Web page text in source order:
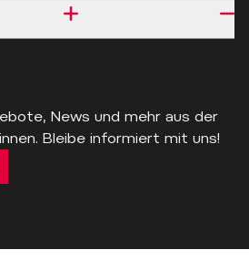
News und mehr aus der
Bleibe informiert mit uns!